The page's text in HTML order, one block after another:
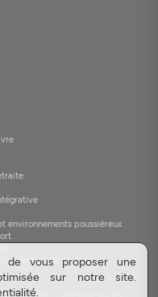
de vous proposer une
sur notre site.
.
environnements poussiéreux
de santé